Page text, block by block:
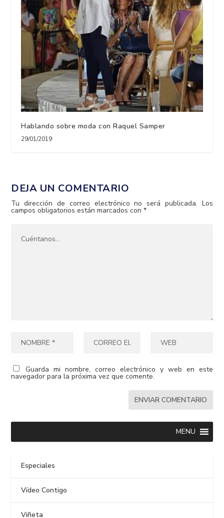
Hablando sobre moda con Raquel Samper
29/01/2019
DEJA UN COMENTARIO
Tu dirección de correo electrónico no será publicada. Los
campos obligatorios están marcados con*
Guarda mi nombre, correo electrónico y web en este
navegador para la próxima vez que comente.
MENU
Especiales
Vídeo Contigo
Viñeta